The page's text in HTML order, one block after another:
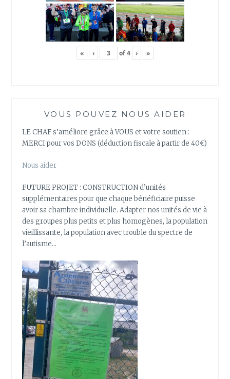
« ‹ of4 › »
VOUS POUVEZ NOUS AIDER
LE CHAF s’améliore grâce à VOUS et votre soutien :
MERCI pour vos DONS (déduction fiscale à partir de 40€)
Nous aider
FUTURE PROJET : CONSTRUCTION d’unités
supplémentaires pour que chaque bénéficiaire puisse
avoir sa chambre individuelle. Adapter nos unités de vie à
des groupes plus petits et plus homogènes, la population
vieillissante, la population avec trouble du spectre de
l’autisme…